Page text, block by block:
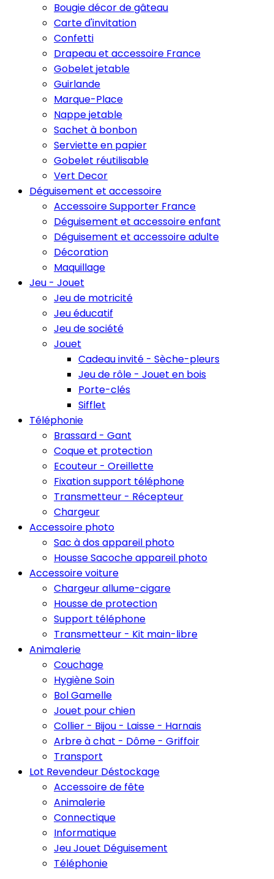
Bougie décor de gâteau
Carte d'invitation
Confetti
Drapeau et accessoire France
Gobelet jetable
Guirlande
Marque-Place
Nappe jetable
Sachet à bonbon
Serviette en papier
Gobelet réutilisable
Vert Decor
Déguisement et accessoire
Accessoire Supporter France
Déguisement et accessoire enfant
Déguisement et accessoire adulte
Décoration
Maquillage
Jeu - Jouet
Jeu de motricité
Jeu éducatif
Jeu de société
Jouet
Cadeau invité - Sèche-pleurs
Jeu de rôle - Jouet en bois
Porte-clés
Sifflet
Téléphonie
Brassard - Gant
Coque et protection
Ecouteur - Oreillette
Fixation support téléphone
Transmetteur - Récepteur
Chargeur
Accessoire photo
Sac à dos appareil photo
Housse Sacoche appareil photo
Accessoire voiture
Chargeur allume-cigare
Housse de protection
Support téléphone
Transmetteur - Kit main-libre
Animalerie
Couchage
Hygiène Soin
Bol Gamelle
Jouet pour chien
Collier - Bijou - Laisse - Harnais
Arbre à chat - Dôme - Griffoir
Transport
Lot Revendeur Déstockage
Accessoire de fête
Animalerie
Connectique
Informatique
Jeu Jouet Déguisement
Téléphonie